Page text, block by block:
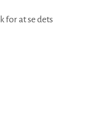
for at se dets